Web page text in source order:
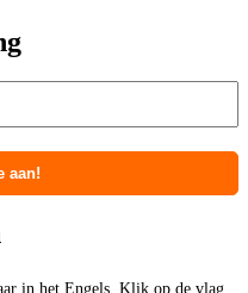
in het Engels. Klik op de vlag